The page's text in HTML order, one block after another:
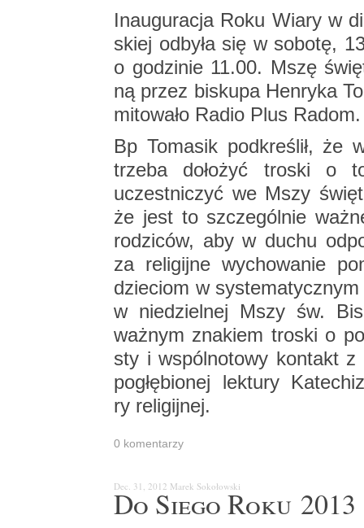
In­au­gu­ra­cja Roku Wiary w
skiej od­by­ła się w so­bo­tę,
o go­dzi­nie 11.00. Mszę
ną przez bi­sku­pa Hen­ry­ka
mi­to­wa­ło Radio Plus Radom.
Bp To­ma­sik pod­kre­ślił, że
trze­ba do­ło­żyć tro­ski o
uczest­ni­czyć we Mszy
że jest to szcze­gól­nie
ro­dzi­ców, aby w duchu
za re­li­gij­ne wy­cho­wa­nie
dzie­ciom w
w nie­dziel­nej Mszy św.
waż­nym zna­kiem tro­ski o
sty i wspól­no­to­wy kon­takt z
po­głę­bio­nej lek­tu­ry
ry re­li­gij­nej.
0 ko­men­ta­rzy
Dec. 31, 2012 Marek So­ko­łow­ski
Do Siego Roku 2013